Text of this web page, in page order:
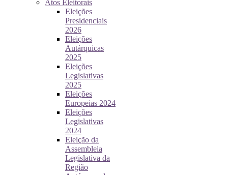
Atos Eleitorais
Eleições
Presidenciais
2026
Eleições
Autárquicas
2025
Eleições
Legislativas
2025
Eleições
Europeias 2024
Eleições
Legislativas
2024
Eleição da
Assembleia
Legislativa da
Região